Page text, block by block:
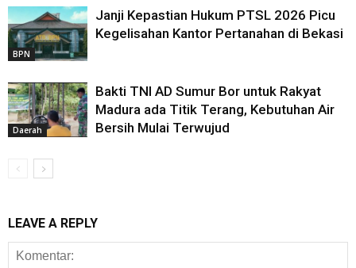
BPN
Janji Kepastian Hukum PTSL 2026 Picu
Kegelisahan Kantor Pertanahan di Bekasi
Daerah
Bakti TNI AD Sumur Bor untuk Rakyat
Madura ada Titik Terang, Kebutuhan Air
Bersih Mulai Terwujud
LEAVE A REPLY